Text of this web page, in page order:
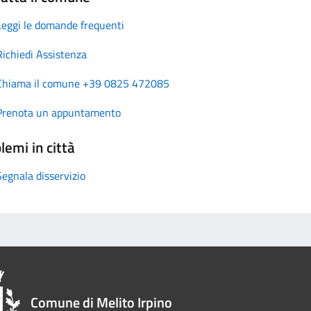
le domande frequenti
Assistenza
il comune +39 0825 472085
un appuntamento
in città
disservizio
Comune di Melito Irpino